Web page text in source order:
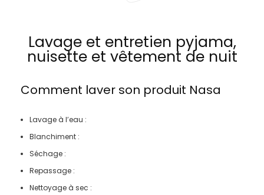
Lavage et entretien pyjama,
nuisette et vêtement de nuit
Comment laver son produit Nasa
Lavage à l’eau :
Blanchiment :
Séchage :
Repassage :
Nettoyage à sec :